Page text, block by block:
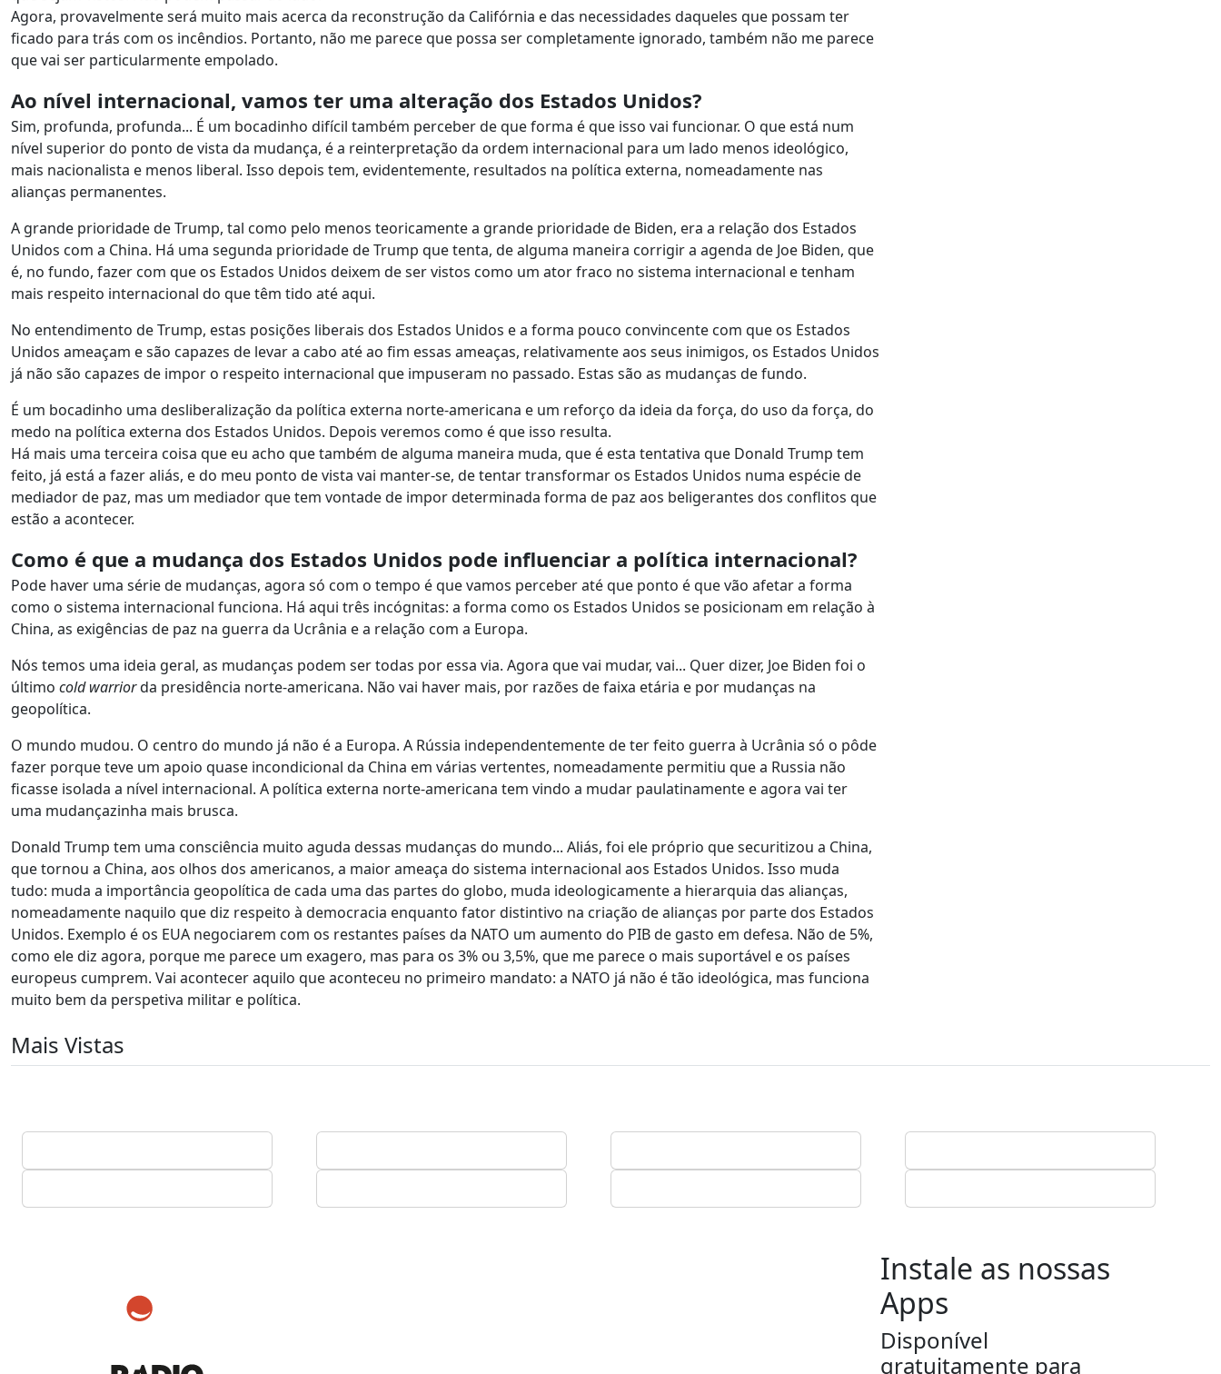
Agora, provavelmente será muito mais acerca da reconstrução da Califórnia e das necessidades daqueles que possam ter
ficado para trás com os incêndios. Portanto, não me parece que possa ser completamente ignorado, também não me parece
que vai ser particularmente empolado.
Ao nível internacional, vamos ter uma alteração dos Estados Unidos?
Sim, profunda, profunda... É um bocadinho difícil também perceber de que forma é que isso vai funcionar. O que está num
nível superior do ponto de vista da mudança, é a reinterpretação da ordem internacional para um lado menos ideológico,
mais nacionalista e menos liberal. Isso depois tem, evidentemente, resultados na política externa, nomeadamente nas
alianças permanentes.
A grande prioridade de Trump, tal como pelo menos teoricamente a grande prioridade de Biden, era a relação dos Estados
Unidos com a China. Há uma segunda prioridade de Trump que tenta, de alguma maneira corrigir a agenda de Joe Biden, que
é, no fundo, fazer com que os Estados Unidos deixem de ser vistos como um ator fraco no sistema internacional e tenham
mais respeito internacional do que têm tido até aqui.
No entendimento de Trump, estas posições liberais dos Estados Unidos e a forma pouco convincente com que os Estados
Unidos ameaçam e são capazes de levar a cabo até ao fim essas ameaças, relativamente aos seus inimigos, os Estados Unidos
já não são capazes de impor o respeito internacional que impuseram no passado. Estas são as mudanças de fundo.
É um bocadinho uma desliberalização da política externa norte-americana e um reforço da ideia da força, do uso da força, do
medo na política externa dos Estados Unidos. Depois veremos como é que isso resulta.
Há mais uma terceira coisa que eu acho que também de alguma maneira muda, que é esta tentativa que Donald Trump tem
feito, já está a fazer aliás, e do meu ponto de vista vai manter-se, de tentar transformar os Estados Unidos numa espécie de
mediador de paz, mas um mediador que tem vontade de impor determinada forma de paz aos beligerantes dos conflitos que
estão a acontecer.
Como é que a mudança dos Estados Unidos pode influenciar a política internacional?
Pode haver uma série de mudanças, agora só com o tempo é que vamos perceber até que ponto é que vão afetar a forma
como o sistema internacional funciona. Há aqui três incógnitas: a forma como os Estados Unidos se posicionam em relação à
China, as exigências de paz na guerra da Ucrânia e a relação com a Europa.
Nós temos uma ideia geral, as mudanças podem ser todas por essa via. Agora que vai mudar, vai... Quer dizer, Joe Biden foi o
último cold warriorda presidência norte-americana. Não vai haver mais, por razões de faixa etária e por mudanças na
geopolítica.
O mundo mudou. O centro do mundo já não é a Europa. A Rússia independentemente de ter feito guerra à Ucrânia só o pôde
fazer porque teve um apoio quase incondicional da China em várias vertentes, nomeadamente permitiu que a Russia não
ficasse isolada a nível internacional. A política externa norte-americana tem vindo a mudar paulatinamente e agora vai ter
uma mudançazinha mais brusca.
Donald Trump tem uma consciência muito aguda dessas mudanças do mundo... Aliás, foi ele próprio que securitizou a China,
que tornou a China, aos olhos dos americanos, a maior ameaça do sistema internacional aos Estados Unidos. Isso muda
tudo: muda a importância geopolítica de cada uma das partes do globo, muda ideologicamente a hierarquia das alianças,
nomeadamente naquilo que diz respeito à democracia enquanto fator distintivo na criação de alianças por parte dos Estados
Unidos. Exemplo é os EUA negociarem com os restantes países da NATO um aumento do PIB de gasto em defesa. Não de 5%,
como ele diz agora, porque me parece um exagero, mas para os 3% ou 3,5%, que me parece o mais suportável e os países
europeus cumprem. Vai acontecer aquilo que aconteceu no primeiro mandato: a NATO já não é tão ideológica, mas funciona
muito bem da perspetiva militar e política.
Mais Vistas
Instale as nossas
Apps
Disponível
gratuitamente para